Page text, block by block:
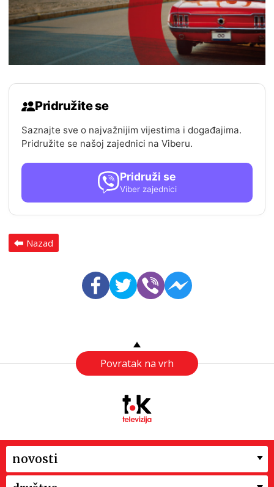
Pridružite se
Saznajte sve o najvažnijim vijestima i događajima.
Pridružite se našoj zajednici na Viberu.
Pridruži se
Viber zajednici
Nazad
Povratak na vrh
novosti